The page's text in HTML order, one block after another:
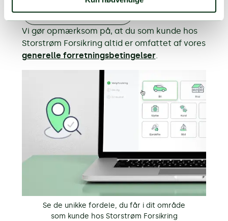
Førkøbsoplysninger
Vi gør opmærksom på, at du som kunde hos
Storstrøm Forsikring altid er omfattet af vores
generelle forretningsbetingelser.
Se de unikke fordele, du får i dit område
som kunde hos Storstrøm Forsikring